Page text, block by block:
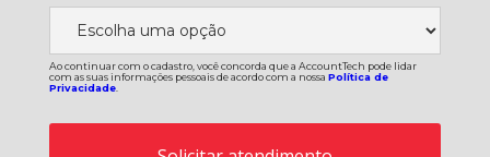
Ao continuar com o cadastro, você concorda que a AccountTech pode lidar
com as suas informações pessoais de acordo com a nossa Política de
Privacidade.